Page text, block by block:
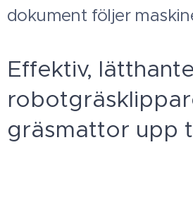
dokument följer
Effektiv,
gräsmattor upp